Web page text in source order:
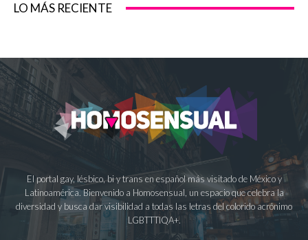
LO MÁS RECIENTE
El portal gay, lésbico, bi y trans en español más visitado de México y
Latinoamérica. Bienvenido a Homosensual, un espacio que celebra la
diversidad y busca dar visibilidad a todas las letras del colorido acrónimo
LGBTTTIQA+.